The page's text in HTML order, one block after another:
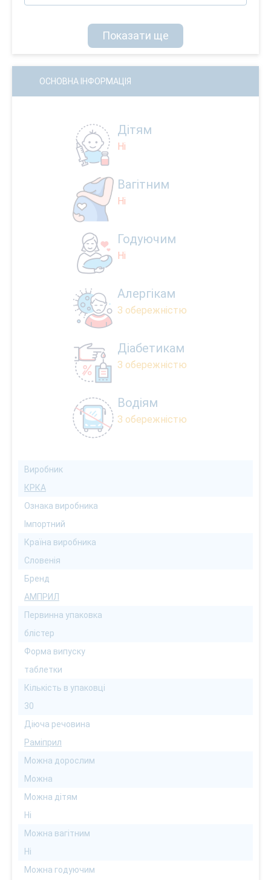
Показати ще
ОСНОВНА ІНФОРМАЦІЯ
Дітям
Ні
Вагітним
Ні
Годуючим
Ні
Алергікам
З обережністю
Діабетикам
З обережністю
Водіям
З обережністю
Виробник
КРКА
Ознака виробника
Імпортний
Країна виробника
Словенія
Бренд
АМПРИЛ
Первинна упаковка
блістер
Форма випуску
таблетки
Кількість в упаковці
30
Діюча речовина
Раміприл
Можна дорослим
Можна
Можна дітям
Ні
Можна вагітним
Ні
Можна годуючим